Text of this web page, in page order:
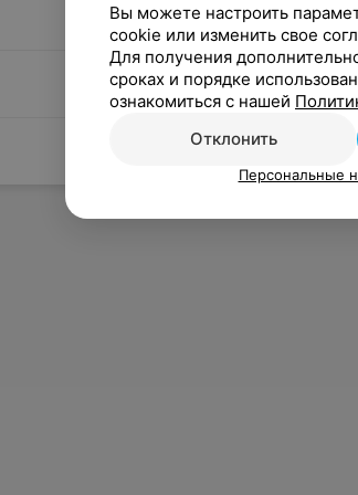
Вы можете настроить
cookie или изменить свое
Для получения
сроках и порядке
ознакомиться с нашей
Отклонить
Персональные